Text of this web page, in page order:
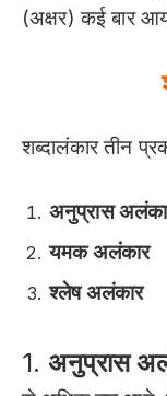
(अक्षर) कई बार
शब्दालंकार तीन
अनुप्रास
यमक अलंकार
श्लेष अलंकार
1.अनुप्रास